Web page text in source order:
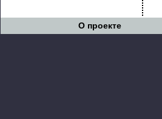
О проекте